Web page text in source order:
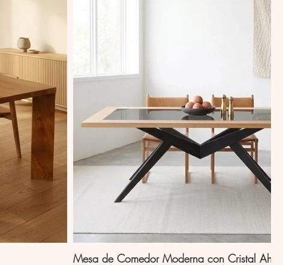
Mesa de Comedor Moderna con Cristal